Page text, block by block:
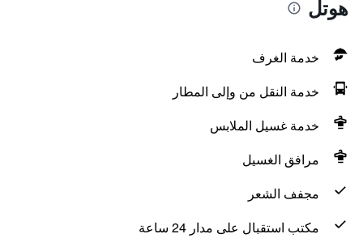
هوتل
خدمة الغرف
خدمة النقل من وإلى المطار
خدمة غسيل الملابس
مرافق الغسيل
مجفف الشعر
مكتب استقبال على مدار 24 ساعة